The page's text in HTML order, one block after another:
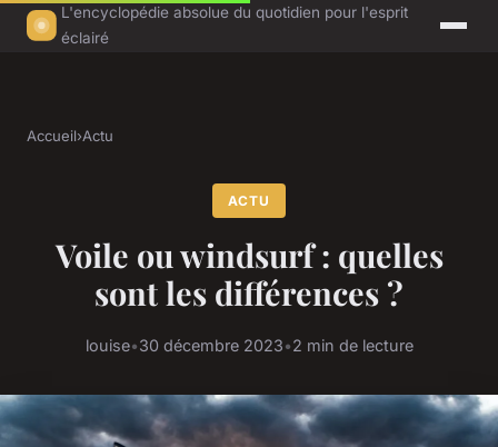
L'encyclopédie absolue du quotidien pour l'esprit
éclairé
Accueil›Actu
ACTU
Voile ou windsurf : quelles
sont les différences ?
louise•30 décembre 2023•2 min de lecture